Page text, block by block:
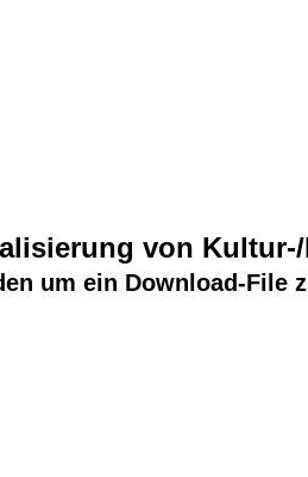
von
um ein Download-File